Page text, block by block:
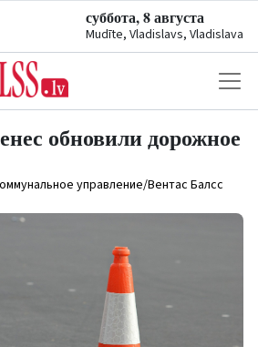
суббота, 8 августа
Mudīte, Vladislavs, Vladislava
обновили дорожное
управление/Вентас Балсс